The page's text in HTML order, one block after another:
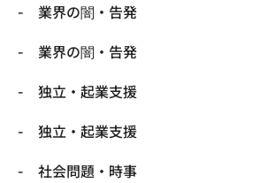
業界の闇・告発
業界の闇・告発
独立・起業支援
独立・起業支援
社会問題・時事